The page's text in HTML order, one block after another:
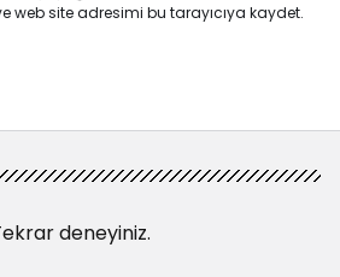
web site adresimi bu tarayıcıya kaydet.
deneyiniz.